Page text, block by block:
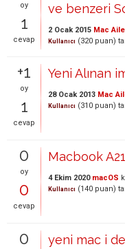
oy
1
cevap
ve benzeri
2 Ocak 2015 Mac
Kullanıcı (320 puan)
+1
oy
1
cevap
Yeni Alınan
28 Ocak 2013 Mac
Kullanıcı (310 puan)
0
oy
0
cevap
Macbook
4 Ekim 2020 macOS
Kullanıcı (140 puan)
0 yeni mac i